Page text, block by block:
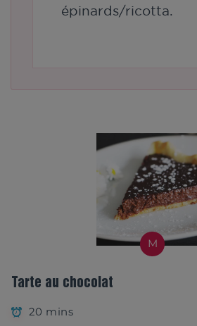
épinards/ricotta.
M
Tarte au chocolat
20 mins